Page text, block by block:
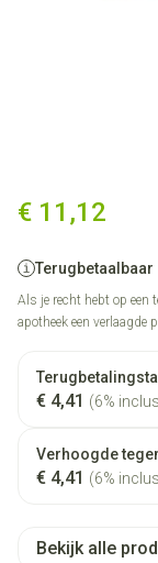
€ 11,12
Terugbetaalbaar
Als je recht hebt op een
apotheek een verlaagde
€ 4,41 (6%
Verhoogde
€ 4,41 (6%
Bekijk alle